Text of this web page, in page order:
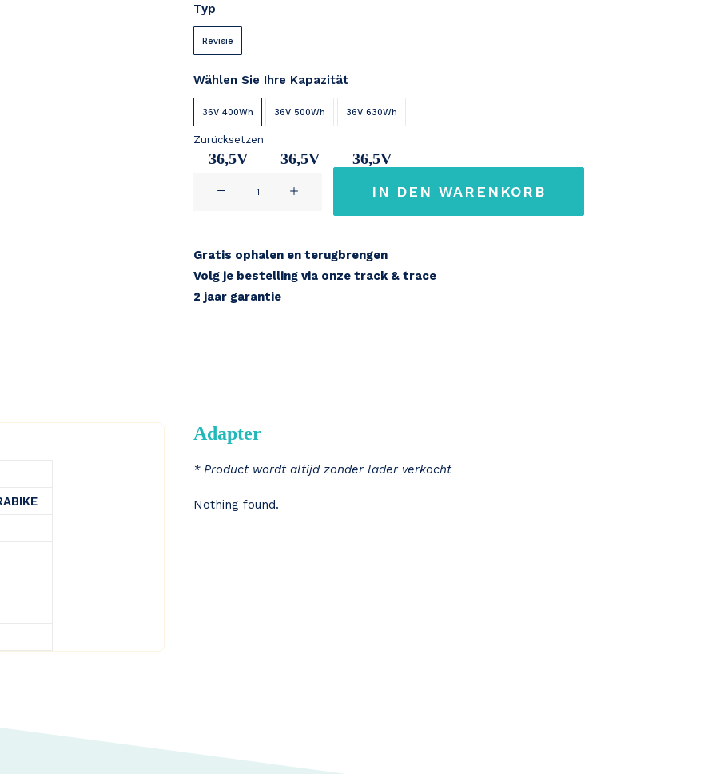
Typ
Revisie
Wählen Sie Ihre Kapazität
36V 400Wh
36,5V
36V 500Wh
36,5V
14,2Ah
36V 630Wh
36,5V
17,2Ah
Zurücksetzen
Menge
IN DEN WARENKORB
Gratis ophalen en terugbrengen
Volg je bestelling via onze track & trace
2 jaar garantie
Adapter
* Product wordt altijd zonder lader verkocht
Nothing found.